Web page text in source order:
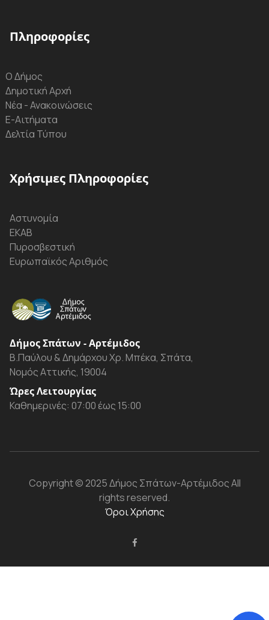
Πληροφορίες
Ο Δήμος
Δημοτική Αρχή
Νέα - Ανακοινώσεις
Ε-Αιτήματα
Δελτία Τύπου
Χρήσιμες Πληροφορίες
Αστυνομία
ΕΚΑΒ
Πυροσβεστική
Ευρωπαϊκός Αριθμός
Δήμος Σπάτων - Αρτέμιδος
Β.Παύλου & Δημάρχου Χρ. Μπέκα, Σπάτα,
Νομός Αττικής, 19004
Ώρες Λειτουργίας
Καθημερινές: 07:00 έως 15:00
Copyright© 2025 Δήμος Σπάτων-ΑρτέμιδοςAll
rights reserved.
Όροι Χρήσης